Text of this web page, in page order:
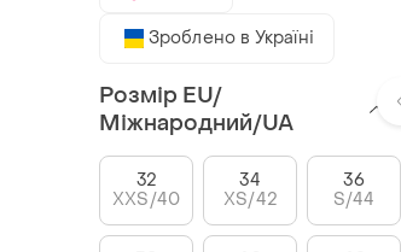
Зроблено в Україні
Розмір EU/
Міжнародний/UA
32
XXS/40
34
XS/42
36
S/44